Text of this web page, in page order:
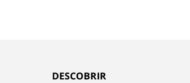
DESCOBRIR